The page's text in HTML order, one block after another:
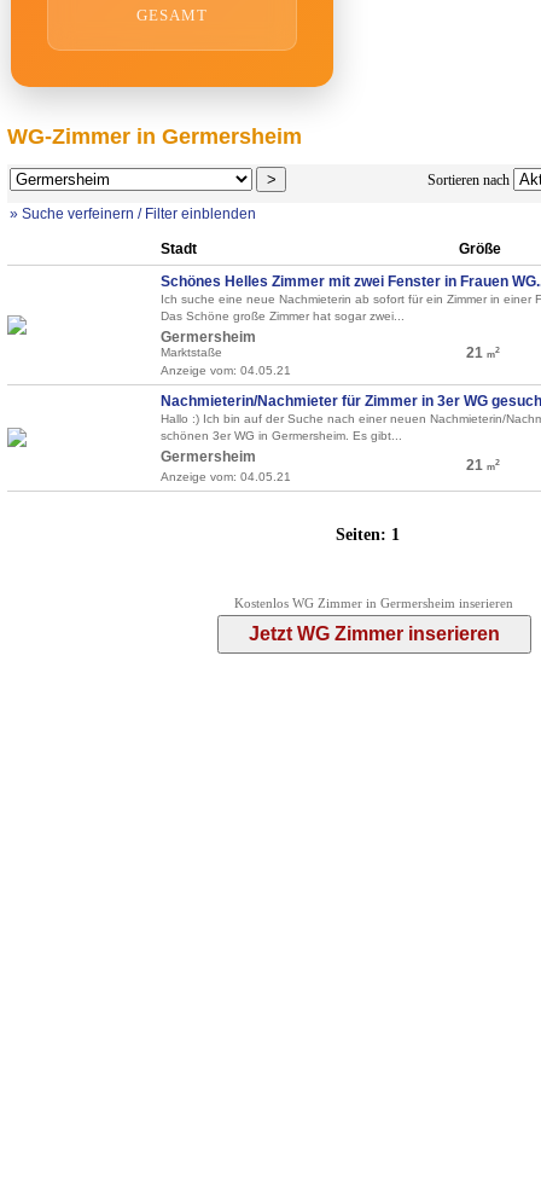
GESAMT
WG-Zimmer in Germersheim
Sortieren nach
» Suche verfeinern / Filter einblenden
Stadt
Größe
Schönes Helles Zimmer mit zwei Fenster in Frauen
Ich suche eine neue Nachmieterin ab sofort für ein Zimmer in einer
Das Schöne große Zimmer hat sogar zwei...
Germersheim
Marktstaße
Anzeige vom: 04.05.21
21 m2
Nachmieterin/Nachmieter für Zimmer in 3er WG
Hallo :) Ich bin auf der Suche nach einer neuen Nachmieterin/
schönen 3er WG in Germersheim. Es gibt...
Germersheim
Anzeige vom: 04.05.21
21 m2
Seiten: 1
Kostenlos WG Zimmer in Germersheim inserieren